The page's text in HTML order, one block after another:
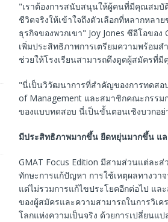
"เราต้องการสนับสนุนให้ผู้คนที่มีคุณสม
ชีวิตจริงให้เข้าใจถึงตัวเลือกที่หลากหลา
ธุรกิจของพวกเขา" Joy Jones ซีอีโอของ
เพิ่มประสิทธิภาพการเตรียมความพร้อ
ช่วยให้โรงเรียนสามารถดึงดูดผู้สมัครที่
"นี่เป็นวิวัฒนาการที่สำคัญของการทดสอ
of Management และสมาชิกคณะกรรม
ของแบบทดสอบ นี่เป็นขั้นตอนเชิงบวกอ
มีประสิทธิภาพมากขึ้น ยืดหยุ่นมากขึ้น แ
GMAT Focus Edition มีสามส่วนแต่ละ
ทักษะการแก้ปัญหา การใช้เหตุผลทางวา
แต่ไม่รวมการแก้ไขประโยคอีกต่อไป แ
ของผู้สมัครและความสามารถในการวิเ
โลกแห่งความเป็นจริง ด้วยการเปลี่ยนแ